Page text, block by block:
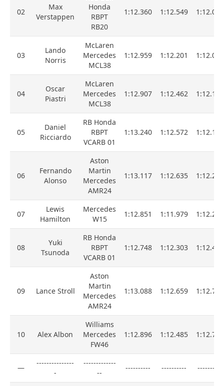
02
Max
Verstappen
Honda
RBPT
RB20
1:12.360 1:12.549 1:12.000
03
Lando
Norris
McLaren
Mercedes
MCL38
1:12.959 1:12.201 1:12.021
04
Oscar
Piastri
McLaren
Mercedes
MCL38
1:12.907 1:12.462 1:12.103
05
Daniel
Ricciardo
RB Honda
RBPT
VCARB 01
1:13.240 1:12.572 1:12.178
06
Fernando
Alonso
Aston
Martin
Mercedes
AMR24
1:13.117 1:12.635 1:12.228
07
Lewis
Hamilton
Mercedes
W15
1:12.851 1:11.979 1:12.280
08
Yuki
Tsunoda
RB Honda
RBPT
VCARB 01
1:12.748 1:12.303 1:12.414
09 Lance Stroll
Aston
Martin
Mercedes
AMR24
1:13.088 1:12.659 1:12.701
10 Alex Albon
Williams
Mercedes
FW46
1:12.896 1:12.485 1:12.796
—
---------------
-
-------------
--
---------- ---------- ----------